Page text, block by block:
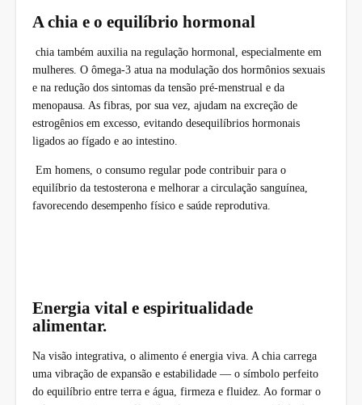
A chia e o equilíbrio hormonal
chia também auxilia na regulação hormonal, especialmente em
mulheres. O ômega-3 atua na modulação dos hormônios sexuais
e na redução dos sintomas da tensão pré-menstrual e da
menopausa. As fibras, por sua vez, ajudam na excreção de
estrogênios em excesso, evitando desequilíbrios hormonais
ligados ao fígado e ao intestino.
Em homens, o consumo regular pode contribuir para o
equilíbrio da testosterona e melhorar a circulação sanguínea,
favorecendo desempenho físico e saúde reprodutiva.
Energia vital e espiritualidade
alimentar.
Na visão integrativa, o alimento é energia viva. A chia carrega
uma vibração de expansão e estabilidade — o símbolo perfeito
do equilíbrio entre terra e água, firmeza e fluidez. Ao formar o